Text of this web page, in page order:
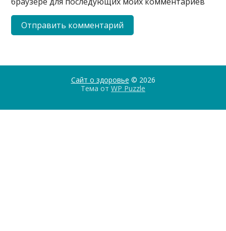
Сайт о здоровье © 2026
Тема от WP Puzzle